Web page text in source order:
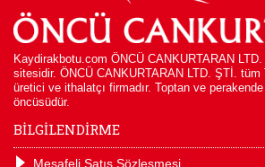
Kaydirakbotu.com ÖNCÜ CANKURTARAN
sitesidir. ÖNCÜ CANKURTARAN LTD. ŞTİ.
üretici ve ithalatçı firmadır. Toptan ve
öncüsüdür.
BİLGİLENDİRME
Mesafeli Satış Sözleşmesi